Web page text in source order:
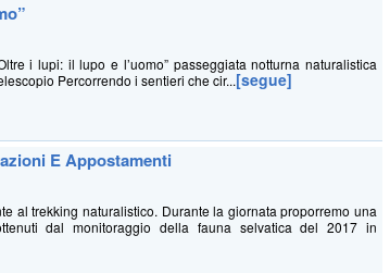
i lupi: il lupo e l’uomo” passeggiata notturna naturalistica
Percorrendo i sentieri che cir...[segue]
E Appostamenti
al trekking naturalistico. Durante la giornata proporremo una
dal monitoraggio della fauna selvatica del 2017 in